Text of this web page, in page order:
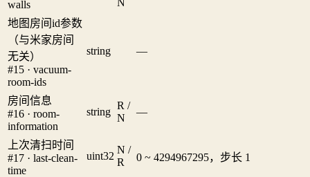
walls
地图房间id参数
（与米家房间
无关）
#15 · vacuum-
room-ids
string —
房间信息
#16 · room-
information
string
R /
N
—
上次清扫时间
#17 · last-clean-
time
uint32
N /
R
0 ~ 4294967295，步长 1